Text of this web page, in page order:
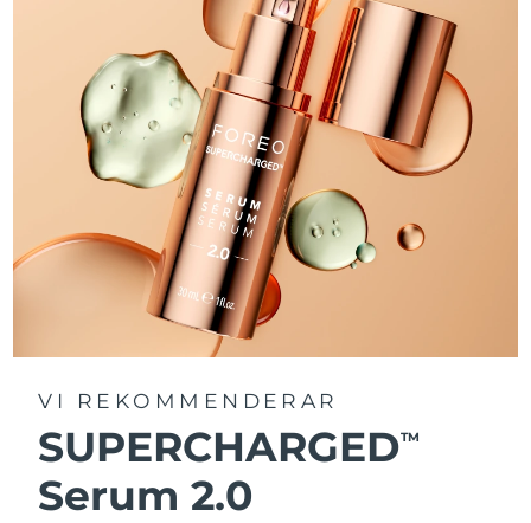
VI REKOMMENDERAR
SUPERCHARGEDTM
Serum 2.0